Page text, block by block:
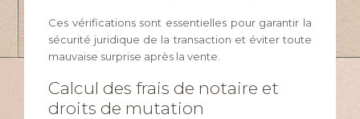
Ces vérifications sont essentielles pour garantir la
sécurité juridique de la transaction et éviter toute
mauvaise surprise après la vente.
Calcul des frais de notaire et
droits de mutation